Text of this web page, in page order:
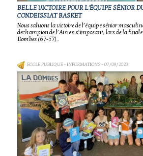
BELLE VICTOIRE POUR L'ÉQUIPE SÉNIOR
CONDEISSIAT BASKET
Nous saluons la victoire de l’équipe sénior
dechampion de l’Ain en s’imposant, lors de la finale
Dombes (67-57)..
ECOLE PUBLIQUE - INFORMATIONS- 07/09/2023